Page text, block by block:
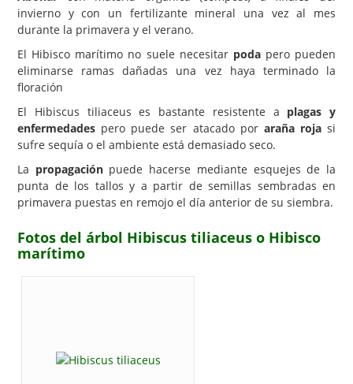
invierno y con un fertilizante mineral una vez al mes
durante la primavera y el verano.
El Hibisco marítimo no suele necesitar podapero pueden
eliminarse ramas dañadas una vez haya terminado la
floración
El Hibiscus tiliaceus es bastante resistente a plagas y
enfermedades pero puede ser atacado por araña rojasi
sufre sequía o el ambiente está demasiado seco.
La propagaciónpuede hacerse mediante esquejes de la
punta de los tallos y a partir de semillas sembradas en
primavera puestas en remojo el día anterior de su siembra.
Fotos del árbol Hibiscus tiliaceus o Hibisco
marítimo